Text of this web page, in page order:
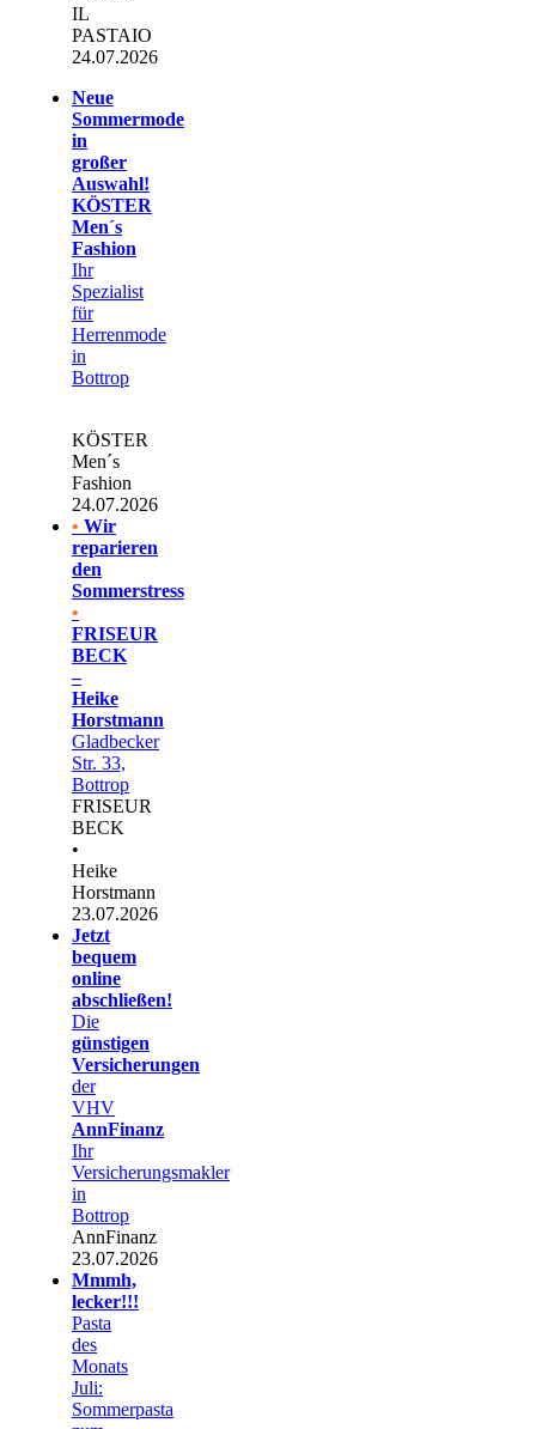
IL
PASTAIO
24.07.2026
Neue
Sommermode
in
großer
Auswahl!
KÖSTER
Men´s
Fashion
Ihr
Spezialist
für
Herrenmode
in
Bottrop
KÖSTER
Men´s
Fashion
24.07.2026
• Wir
reparieren
den
Sommerstress
•
FRISEUR
BECK
–
Heike
Horstmann
Gladbecker
Str. 33,
Bottrop
FRISEUR
BECK
•
Heike
Horstmann
23.07.2026
Jetzt
bequem
online
abschließen!
Die
günstigen
Versicherungen
der
VHV
AnnFinanz
Ihr
Versicherungsmakler
in
Bottrop
AnnFinanz
23.07.2026
Mmmh,
lecker!!!
Pasta
des
Monats
Juli:
Sommerpasta